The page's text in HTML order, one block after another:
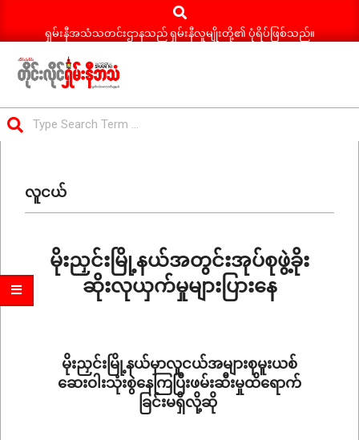
Search
ရှမ်းနီအသံသတင်းဌာနသည် ရှမ်းနီလူမျိုးတို့၏ ပုံရိပ်ဖြစ်သည်။
ရှမ်း
နီ
သတင်း
Menuလူငယ်
မိုးညှင်းမြို့နယ်အတွင်းအုပ်စုဖွဲ့ခိုး
ဆိုးလုယှက်မှုများပြားနေ
မိုးညှင်းမြို့နယ်မှာလူငယ်အများစုမူးယစ်
ဆေးဝါးသုံးစွဲနေကြပြီးဖမ်းဆီးမှုထိရောက်
ခြင်းမရှိလို့ဆို